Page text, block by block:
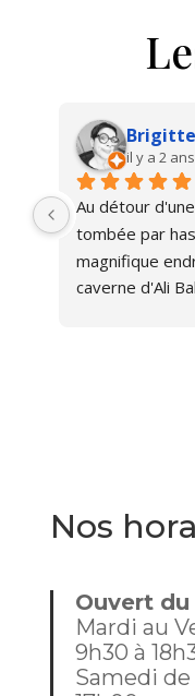
il y a 2 ans
Au détour
tombée par
magnifique
caverne d'Ali
moment donc,
Nos
Ouvert du
Mardi au
9h30 à
Samedi de